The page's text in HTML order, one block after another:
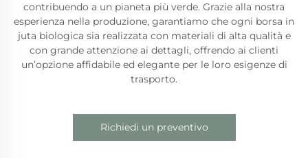
contribuendo a un pianeta più verde. Grazie alla nostra
esperienza nella produzione, garantiamo che ogni borsa in
juta biologica sia realizzata con materiali di alta qualità e
con grande attenzione ai dettagli, offrendo ai clienti
un’opzione affidabile ed elegante per le loro esigenze di
trasporto.
Richiedi un preventivo